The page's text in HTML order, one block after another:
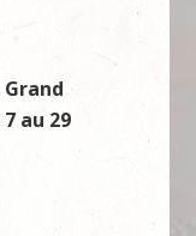
Grand
7 au 29